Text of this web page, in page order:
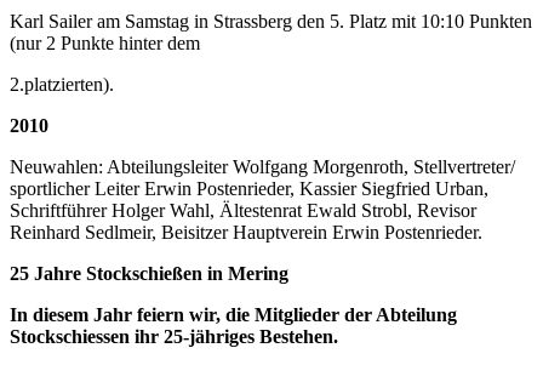
Karl Sailer am Samstag in Strassberg den 5. Platz mit 10:10 Punkten
(nur 2 Punkte hinter dem
2.platzierten).
2010
Neuwahlen: Abteilungsleiter Wolfgang Morgenroth, Stellvertreter/
sportlicher Leiter Erwin Postenrieder, Kassier Siegfried Urban,
Schriftführer Holger Wahl, Ältestenrat Ewald Strobl, Revisor
Reinhard Sedlmeir, Beisitzer Hauptverein Erwin Postenrieder.
25 Jahre Stockschießen in Mering
In diesem Jahr feiern wir, die Mitglieder der Abteilung
Stockschiessen ihr 25-jähriges Bestehen.